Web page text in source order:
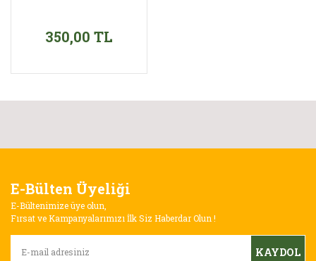
350,00 TL
E-Bülten Üyeliği
E-Bültenimize üye olun,
Fırsat ve Kampanyalarımızı İlk Siz Haberdar Olun !
KAYDOL